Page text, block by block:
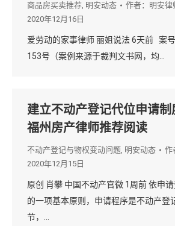
商品房买卖推荐, 明安动态 作者： 明安律
2020年12月16日
爱劳动的家事律师 丽姐说法 6天前 案
153号（案例来源于裁判文书网，均…
建立不动产登记代位申请
福州房产律师推荐阅读
不动产登记与物权变动问题, 明安动态 作
2020年12月15日
原创 肖攀 中国不动产官微 1周前 依申
的一项基本原则，申请程序是不动产登
节，…